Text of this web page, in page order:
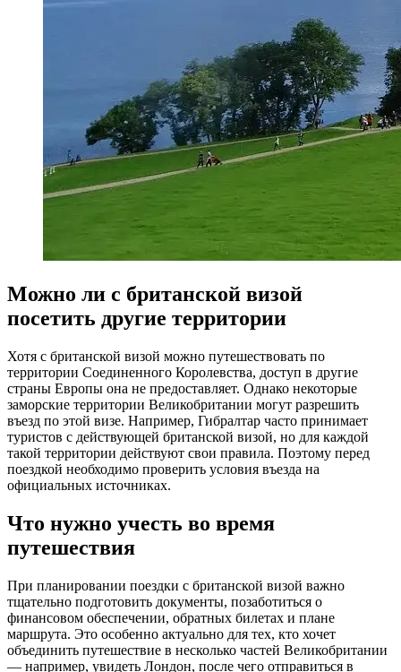
Можно ли с британской визой
посетить другие территории
Хотя с британской визой можно путешествовать по
территории Соединенного Королевства, доступ в другие
страны Европы она не предоставляет. Однако некоторые
заморские территории Великобритании могут разрешить
въезд по этой визе. Например, Гибралтар часто принимает
туристов с действующей британской визой, но для каждой
такой территории действуют свои правила. Поэтому перед
поездкой необходимо проверить условия въезда на
официальных источниках.
Что нужно учесть во время
путешествия
При планировании поездки с британской визой важно
тщательно подготовить документы, позаботиться о
финансовом обеспечении, обратных билетах и плане
маршрута. Это особенно актуально для тех, кто хочет
объединить путешествие в несколько частей Великобритании
— например, увидеть Лондон, после чего отправиться в